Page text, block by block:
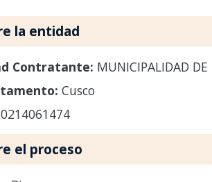
la entidad
Contratante: MUNICIPALIDAD DE
Cusco
el proceso